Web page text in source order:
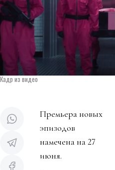
Кадр из видео
Премьера новых
эпизодов
намечена на 27
июня.